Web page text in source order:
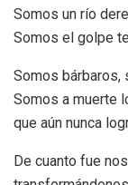
Somos un río
Somos el golpe
Somos bárbaros,
Somos a muerte
que aún nunca
De cuanto fue